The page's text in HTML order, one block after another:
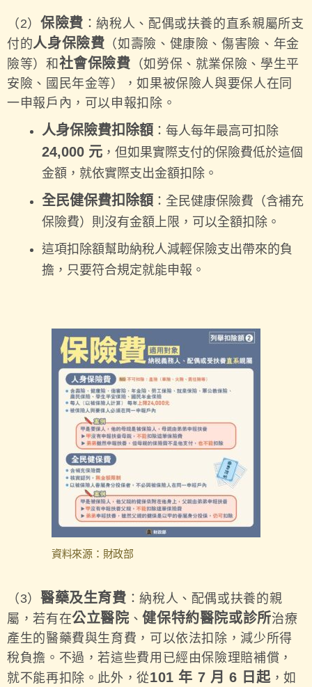
（2） 保險費 ：納稅人、配偶或扶養的直系親屬所支
付的人身保險費 （如壽險、健康險、傷害險、年金
險等）和 社會保險費 （如勞保、就業保險、學生平
安險、國民年金等），如果被保險人與要保人在同
一申報戶內，可以申報扣除。
人身保險費扣除額 ：每人每年最高可扣除
24,000 元 ，但如果實際支付的保險費低於這個
金額，就依實際支出金額扣除。
全民健保費扣除額 ：全民健康保險費（含補充
保險費）則沒有金額上限，可以全額扣除。
這項扣除額幫助納稅人減輕保險支出帶來的負
擔，只要符合規定就能申報。
資料來源：財政部
（3） 醫藥及生育費 ：納稅人、配偶或扶養的親
屬，若有在公立醫院 、健保特約醫院或診所治療
產生的醫藥費與生育費，可以依法扣除，減少所得
稅負擔。不過，若這些費用已經由保險理賠補償，
就不能再扣除。此外，從101 年 7 月 6 日起，如